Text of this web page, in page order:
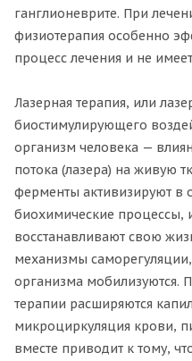
ганглионеврите. При
физиотерапия особенно
процесс лечения и не
Лазерная терапия, или
биостимулирующего
организм человека —
потока (лазера) на живую
ферменты активизируют в
биохимические процессы,
восстанавливают свою
механизмы
организма мобилизуются.
терапии расширяются
микроциркуляция крови,
вместе приводит к тому,